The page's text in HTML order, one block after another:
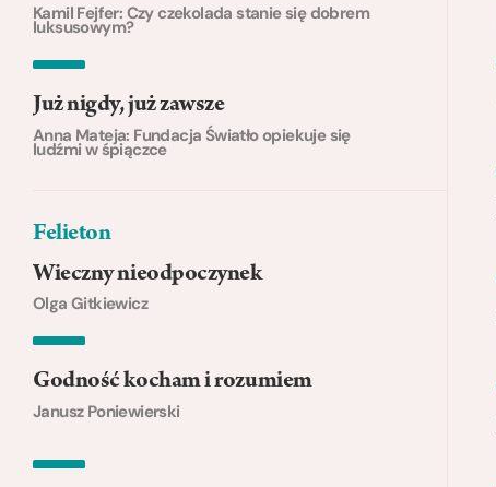
Kamil Fejfer: Czy czekolada stanie się dobrem
luksusowym?
Już nigdy, już zawsze
Anna Mateja: Fundacja Światło opiekuje się
ludźmi w śpiączce
Felieton
Wieczny nieodpoczynek
Olga Gitkiewicz
Godność kocham i rozumiem
Janusz Poniewierski